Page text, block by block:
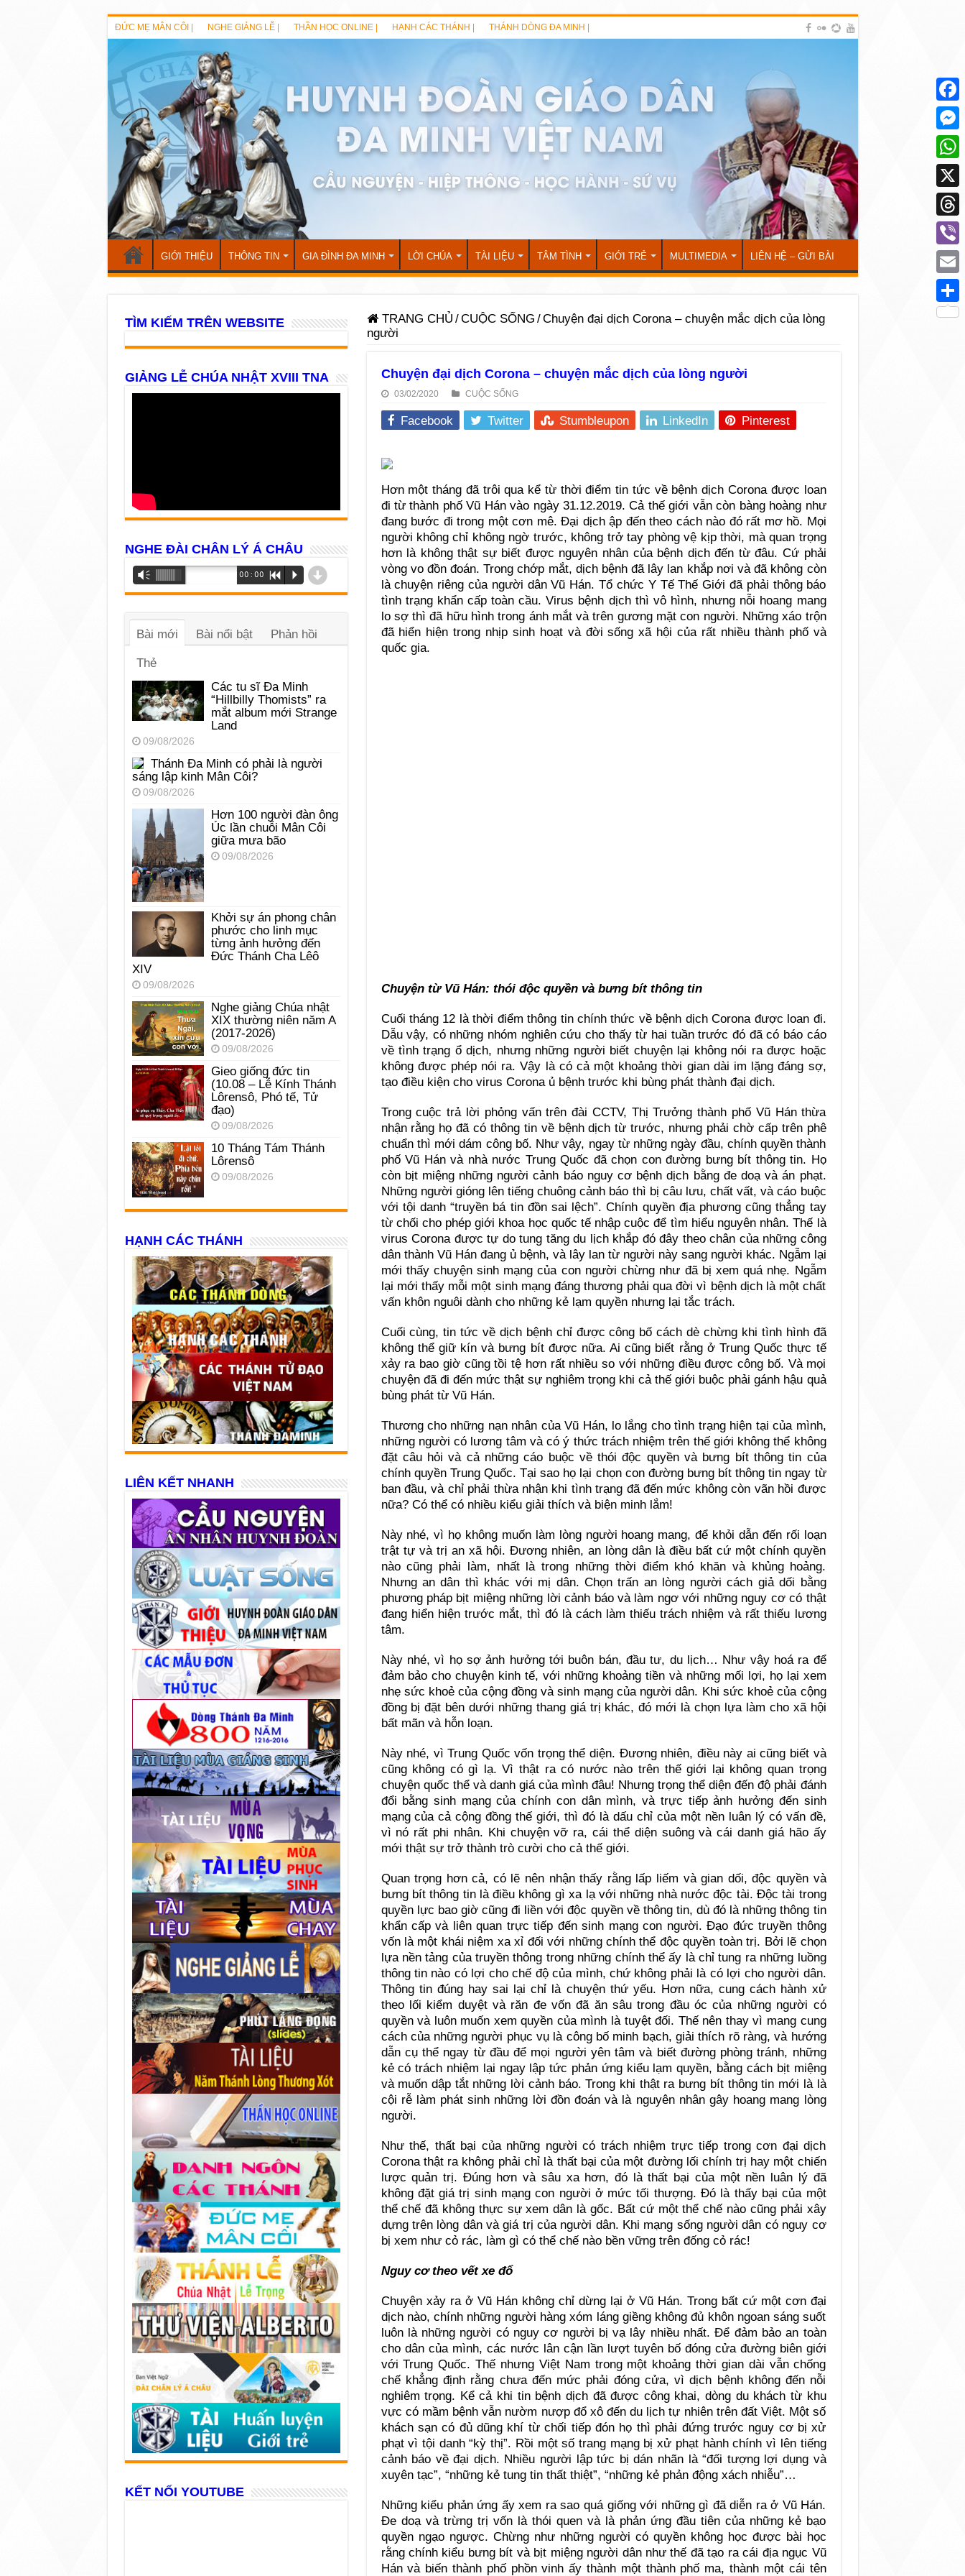
ĐỨC MẸ MÂN CÔI | NGHE GIẢNG LỄ | THẦN HỌC ONLINE | HẠNH CÁC THÁNH | THÁNH DÒNG ĐA MINH |
GIỚI THIỆU THÔNG TIN GIA ĐÌNH ĐA MINH LỜI CHÚA TÀI LIỆU TÂM TÌNH GIỚI TRẺ MULTIMEDIA LIÊN HỆ – GỬI BÀI
TRANG CHỦ /CUỘC SỐNG /Chuyện đại dịch Corona – chuyện mắc dịch của lòng
người
Chuyện đại dịch Corona – chuyện mắc dịch của lòng người
03/02/2020 CUỘC SỐNG
Facebook Twitter Stumbleupon LinkedIn Pinterest
Hơn một tháng đã trôi qua kể từ thời điểm tin tức về bệnh dịch Corona được loan
đi từ thành phố Vũ Hán vào ngày 31.12.2019. Cả thế giới vẫn còn bàng hoàng như
đang bước đi trong một cơn mê. Đại dịch ập đến theo cách nào đó rất mơ hồ. Mọi
người không chỉ không ngờ trước, không trở tay phòng vệ kịp thời, mà quan trọng
hơn là không thật sự biết được nguyên nhân của bệnh dịch đến từ đâu. Cứ phải
vòng vo đồn đoán. Trong chớp mắt, dịch bệnh đã lây lan khắp nơi và đã không còn
là chuyện riêng của người dân Vũ Hán. Tổ chức Y Tế Thế Giới đã phải thông báo
tình trạng khẩn cấp toàn cầu. Virus bệnh dịch thì vô hình, nhưng nỗi hoang mang
lo sợ thì đã hữu hình trong ánh mắt và trên gương mặt con người. Những xáo trộn
đã hiển hiện trong nhịp sinh hoạt và đời sống xã hội của rất nhiều thành phố và
quốc gia.
Chuyện từ Vũ Hán: thói độc quyền và bưng bít thông tin
Cuối tháng 12 là thời điểm thông tin chính thức về bệnh dịch Corona được loan đi.
Dẫu vậy, có những nhóm nghiên cứu cho thấy từ hai tuần trước đó đã có báo cáo
về tình trạng ổ dịch, nhưng những người biết chuyện lại không nói ra được hoặc
không được phép nói ra. Vậy là có cả một khoảng thời gian dài im lặng đáng sợ,
tạo điều kiện cho virus Corona ủ bệnh trước khi bùng phát thành đại dịch.
Trong cuộc trả lời phỏng vấn trên đài CCTV, Thị Trưởng thành phố Vũ Hán thừa
nhận rằng họ đã có thông tin về bệnh dịch từ trước, nhưng phải chờ cấp trên phê
chuẩn thì mới dám công bố. Như vậy, ngay từ những ngày đầu, chính quyền thành
phố Vũ Hán và nhà nước Trung Quốc đã chọn con đường bưng bít thông tin. Họ
còn bịt miệng những người cảnh báo nguy cơ bệnh dịch bằng đe doạ và án phạt.
Những người gióng lên tiếng chuông cảnh báo thì bị câu lưu, chất vất, và cáo buộc
với tội danh “truyền bá tin đồn sai lệch”. Chính quyền địa phương cũng thẳng tay
từ chối cho phép giới khoa học quốc tế nhập cuộc để tìm hiểu nguyên nhân. Thế là
virus Corona được tự do tung tăng du lịch khắp đó đây theo chân của những công
dân thành Vũ Hán đang ủ bệnh, và lây lan từ người này sang người khác. Ngẫm lại
mới thấy chuyện sinh mạng của con người chừng như đã bị xem quá nhẹ. Ngẫm
lại mới thấy mỗi một sinh mạng đáng thương phải qua đời vì bệnh dịch là một chất
vấn khôn nguôi dành cho những kẻ lạm quyền nhưng lại tắc trách.
Cuối cùng, tin tức về dịch bệnh chỉ được công bố cách dè chừng khi tình hình đã
không thể giữ kín và bưng bít được nữa. Ai cũng biết rằng ở Trung Quốc thực tế
xảy ra bao giờ cũng tồi tệ hơn rất nhiều so với những điều được công bố. Và mọi
chuyện đã đi đến mức thật sự nghiêm trọng khi cả thế giới buộc phải gánh hậu quả
bùng phát từ Vũ Hán.
Thương cho những nạn nhân của Vũ Hán, lo lắng cho tình trạng hiện tại của mình,
những người có lương tâm và có ý thức trách nhiệm trên thế giới không thể không
đặt câu hỏi và cả những cáo buộc về thói độc quyền và bưng bít thông tin của
chính quyền Trung Quốc. Tại sao họ lại chọn con đường bưng bít thông tin ngay từ
ban đầu, và chỉ phải thừa nhận khi tình trạng đã đến mức không còn vãn hồi được
nữa? Có thể có nhiều kiểu giải thích và biện minh lắm!
Này nhé, vì họ không muốn làm lòng người hoang mang, để khỏi dẫn đến rối loạn
trật tự và trị an xã hội. Đương nhiên, an lòng dân là điều bất cứ một chính quyền
nào cũng phải làm, nhất là trong những thời điểm khó khăn và khủng hoảng.
Nhưng an dân thì khác với mị dân. Chọn trấn an lòng người cách giả dối bằng
phương pháp bịt miệng những lời cảnh báo và làm ngơ với những nguy cơ có thật
đang hiển hiện trước mắt, thì đó là cách làm thiếu trách nhiệm và rất thiếu lương
tâm.
Này nhé, vì họ sợ ảnh hưởng tới buôn bán, đầu tư, du lịch… Như vậy hoá ra để
đảm bảo cho chuyện kinh tế, với những khoảng tiền và những mối lợi, họ lại xem
nhẹ sức khoẻ của cộng đồng và sinh mạng của người dân. Khi sức khoẻ của cộng
đồng bị đặt bên dưới những thang giá trị khác, đó mới là chọn lựa làm cho xã hội
bất mãn và hỗn loạn.
Này nhé, vì Trung Quốc vốn trọng thể diện. Đương nhiên, điều này ai cũng biết và
cũng không có gì lạ. Vì thật ra có nước nào trên thế giới lại không quan trọng
chuyện quốc thể và danh giá của mình đâu! Nhưng trọng thể diện đến độ phải đánh
đổi bằng sinh mạng của chính con dân mình, và trực tiếp ảnh hưởng đến sinh
mạng của cả cộng đồng thế giới, thì đó là dấu chỉ của một nền luân lý có vấn đề,
vì nó rất phi nhân. Khi chuyện vỡ ra, cái thể diện suông và cái danh giá hão ấy
mới thật sự trở thành trò cười cho cả thế giới.
Quan trọng hơn cả, có lẽ nên nhận thấy rằng lấp liếm và gian dối, độc quyền và
bưng bít thông tin là điều không gì xa lạ với những nhà nước độc tài. Độc tài trong
quyền lực bao giờ cũng đi liền với độc quyền về thông tin, dù đó là những thông tin
khẩn cấp và liên quan trực tiếp đến sinh mạng con người. Đạo đức truyền thông
vốn là một khái niệm xa xỉ đối với những chính thể độc quyền toàn trị. Bởi lẽ chọn
lựa nền tảng của truyền thông trong những chính thể ấy là chỉ tung ra những luồng
thông tin nào có lợi cho chế độ của mình, chứ không phải là có lợi cho người dân.
Thông tin đúng hay sai lại chỉ là chuyện thứ yếu. Hơn nữa, cung cách hành xử
theo lối kiểm duyệt và răn đe vốn đã ăn sâu trong đầu óc của những người có
quyền và luôn muốn xem quyền của mình là tuyệt đối. Thế nên thay vì mang cung
cách của những người phục vụ là công bố minh bạch, giải thích rõ ràng, và hướng
dẫn cụ thể ngay từ đầu để mọi người yên tâm và biết đường phòng tránh, những
kẻ có trách nhiệm lại ngay lập tức phản ứng kiểu lạm quyền, bằng cách bịt miệng
và muốn dập tắt những lời cảnh báo. Trong khi thật ra bưng bít thông tin mới là là
cội rễ làm phát sinh những lời đồn đoán và là nguyên nhân gây hoang mang lòng
người.
Như thế, thất bại của những người có trách nhiệm trực tiếp trong cơn đại dịch
Corona thật ra không phải chỉ là thất bại của một đường lối chính trị hay một chiến
lược quản trị. Đúng hơn và sâu xa hơn, đó là thất bại của một nền luân lý đã
không đặt giá trị sinh mạng con người ở mức tối thượng. Đó là thấy bại của một
thể chế đã không thực sự xem dân là gốc. Bất cứ một thể chế nào cũng phải xây
dựng trên lòng dân và giá trị của người dân. Khi mạng sống người dân có nguy cơ
bị xem như cỏ rác, làm gì có thể chế nào bền vững trên đống cỏ rác!
Nguy cơ theo vết xe đổ
Chuyện xảy ra ở Vũ Hán không chỉ dừng lại ở Vũ Hán. Trong bất cứ một cơn đại
dịch nào, chính những người hàng xóm láng giềng không đủ khôn ngoan sáng suốt
luôn là những người có nguy cơ người bị vạ lây nhiều nhất. Để đảm bảo an toàn
cho dân của mình, các nước lân cận lần lượt tuyên bố đóng cửa đường biên giới
với Trung Quốc. Thế nhưng Việt Nam trong một khoảng thời gian dài vẫn chống
chế khẳng định rằng chưa đến mức phải đóng cửa, vì dịch bệnh không đến nỗi
nghiêm trọng. Kể cả khi tin bệnh dịch đã được công khai, dòng du khách từ khu
vực có mầm bệnh vẫn nườm nượp đổ xô đến du lịch tự nhiên trên đất Việt. Một số
khách sạn có đủ dũng khí từ chối tiếp đón họ thì phải đứng trước nguy cơ bị xử
phạt vì tội danh “kỳ thị”. Rồi một số trang mạng bị xử phạt hành chính vì lên tiếng
cảnh báo về đại dịch. Nhiều người lập tức bị dán nhãn là “đối tượng lợi dụng và
xuyên tạc”, “những kẻ tung tin thất thiệt”, “những kẻ phản động xách nhiễu”…
Những kiểu phản ứng ấy xem ra sao quá giống với những gì đã diễn ra ở Vũ Hán.
Đe doạ và trừng trị vốn là thói quen và là phản ứng đầu tiên của những kẻ bạo
quyền ngạo ngược. Chừng như những người có quyền không học được bài học
rằng chính kiểu bưng bít và bịt miệng người dân như thế đã tạo ra cái địa ngục Vũ
Hán và biến thành phố phồn vinh ấy thành một thành phố ma, thành một cái tên
TÌM KIẾM TRÊN WEBSITE
GIẢNG LỄ CHÚA NHẬT XVIII TNA
NGHE ĐÀI CHÂN LÝ Á CHÂU
Trình
phát
âm
Vm 00:00 R P d
Bài mới Bài nổi bật Phản hồi
Thẻ
Các tu sĩ Đa Minh
“Hillbilly Thomists” ra
mắt album mới Strange
Land
09/08/2026
Thánh Đa Minh có phải là người
sáng lập kinh Mân Côi?
09/08/2026
Hơn 100 người đàn ông
Úc lần chuỗi Mân Côi
giữa mưa bão
09/08/2026
Khởi sự án phong chân
phước cho linh mục
từng ảnh hưởng đến
Đức Thánh Cha Lêô
XIV
09/08/2026
Nghe giảng Chúa nhật
XIX thường niên năm A
(2017-2026)
09/08/2026
Gieo giống đức tin
(10.08 – Lễ Kính Thánh
Lôrensô, Phó tế, Tử
đạo)
09/08/2026
10 Tháng Tám Thánh
Lôrensô
09/08/2026
HẠNH CÁC THÁNH
LIÊN KẾT NHANH
KẾT NỐI YOUTUBE
X
Viber